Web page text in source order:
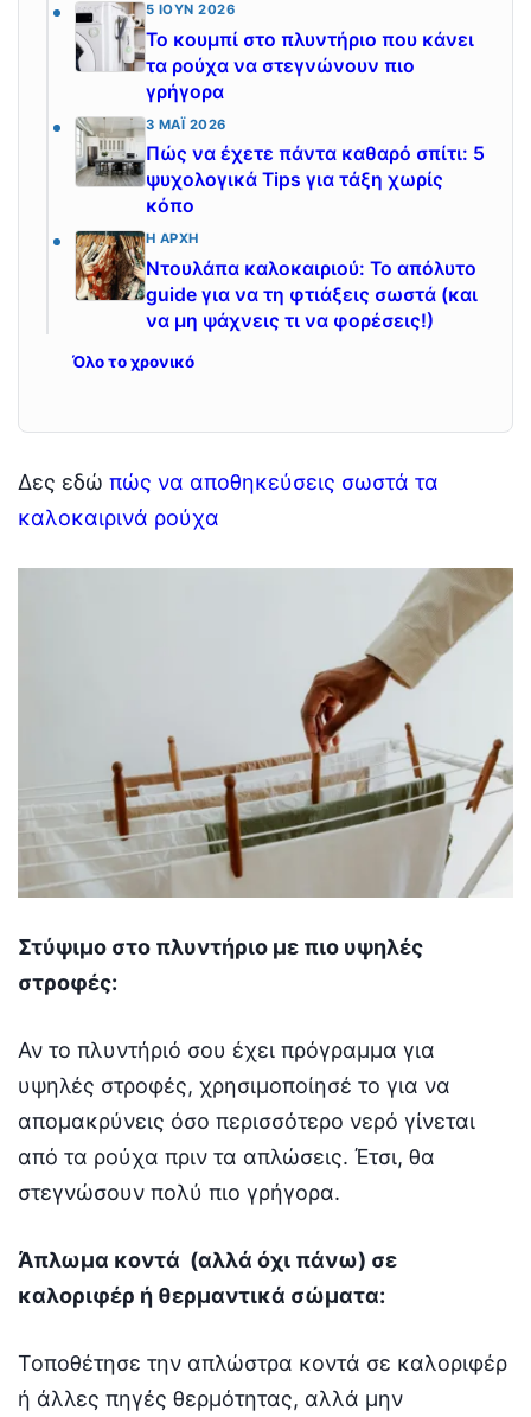
5 ΙΟΎΝ 2026
Το κουμπί στο πλυντήριο που κάνει
τα ρούχα να στεγνώνουν πιο
γρήγορα
3 ΜΆΙ 2026
Πώς να έχετε πάντα καθαρό σπίτι: 5
ψυχολογικά Tips για τάξη χωρίς
κόπο
Η ΑΡΧΉ
Ντουλάπα καλοκαιριού: Το απόλυτο
guide για να τη φτιάξεις σωστά (και
να μη ψάχνεις τι να φορέσεις!)
Όλο το χρονικό
Δες εδώ πώς να αποθηκεύσεις σωστά τα
καλοκαιρινά ρούχα
Στύψιμο στο πλυντήριο με πιο υψηλές
στροφές:
Αν το πλυντήριό σου έχει πρόγραμμα για
υψηλές στροφές, χρησιμοποίησέ το για να
απομακρύνεις όσο περισσότερο νερό γίνεται
από τα ρούχα πριν τα απλώσεις. Έτσι, θα
στεγνώσουν πολύ πιο γρήγορα.
Άπλωμα κοντά (αλλά όχι πάνω) σε
καλοριφέρ ή θερμαντικά σώματα:
Τοποθέτησε την απλώστρα κοντά σε καλοριφέρ
ή άλλες πηγές θερμότητας, αλλά μην